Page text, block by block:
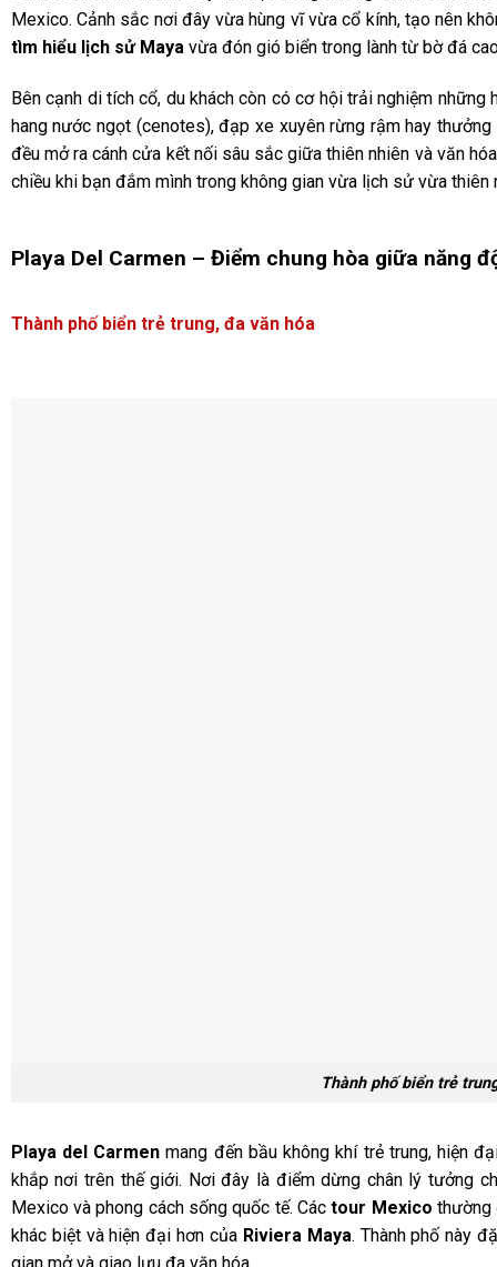
Mexico. Cảnh sắc nơi đây vừa hùng vĩ vừa cổ kính, tạo nên
tìm hiểu lịch sử Mayavừa đón gió biển trong lành từ bờ đá
Bên cạnh di tích cổ, du khách còn có cơ hội trải nghiệm
hang nước ngọt (cenotes), đạp xe xuyên rừng rậm hay
đều mở ra cánh cửa kết nối sâu sắc giữa thiên nhiên và văn
chiều khi bạn đắm mình trong không gian vừa lịch sử vừa thiên
Playa Del Carmen – Điểm chung hòa giữa năng
Thành phố biển trẻ trung, đa văn hóa
Thành phố biển trẻ
Playa del Carmen mang đến bầu không khí trẻ trung, hiện
khắp nơi trên thế giới. Nơi đây là điểm dừng chân lý tưởng
Mexico và phong cách sống quốc tế. Cáctour Mexico thường
khác biệt và hiện đại hơn của Riviera Maya. Thành phố này